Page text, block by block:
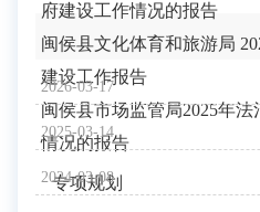
府建设工作情况的报告
闽侯县文化体育和旅游局
建设工作报告
闽侯县市场监管局2025年
情况的报告
专项规划
2026-03-17
2025-03-14
2024-03-08